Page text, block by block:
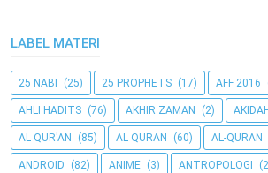
LABEL MATERI
25 NABI (25) 25 PROPHETS (17) AFF 2016
AHLI HADITS (76) AKHIR ZAMAN (2) AKIDAH
AL QUR'AN (85) AL QURAN (60) AL-QURAN
ANDROID (82) ANIME (3) ANTROPOLOGI